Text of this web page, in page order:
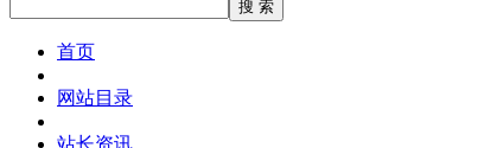
首页
网站目录
站长资讯